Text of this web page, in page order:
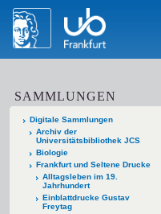
SAMMLUNGEN
Digitale Sammlungen
Archiv der
Universitätsbibliothek JCS
Biologie
Frankfurt und Seltene Drucke
Alltagsleben im 19.
Jahrhundert
Einblattdrucke Gustav
Freytag